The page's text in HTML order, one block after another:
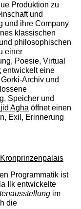
Produktion zu
und
und ihre Company
klassischen
philosophischen
einer
Poesie, Virtual
entwickelt eine
Archiv und
Speicher und
Aghaöffnet einen
Exil, Erinnerung
Kronprinzenpalais
Programmatik ist
Ilk entwickelte
im
die